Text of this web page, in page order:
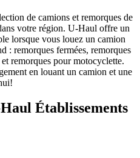
de camions et remorques de
votre région. U-Haul offre un
lorsque vous louez un camion
: remorques fermées, remorques
remorques pour motocyclette.
en louant un camion et une
Établissements